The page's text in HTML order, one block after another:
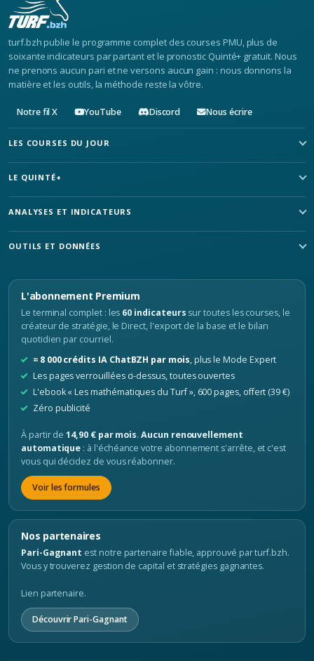
turf.bzh publie le programme complet des courses PMU, plus de
soixante indicateurs par partant et le pronostic Quinté+ gratuit. Nous
ne prenons aucun pari et ne versons aucun gain : nous donnons la
matière et les outils, la méthode reste la vôtre.
Notre fil X YouTube Discord Nous écrire
LES COURSES DU JOUR
LE QUINTÉ+
ANALYSES ET INDICATEURS
OUTILS ET DONNÉES
L'abonnement Premium
Le terminal complet : les 60 indicateurs sur toutes les courses, le
créateur de stratégie, le Direct, l'export de la base et le bilan
quotidien par courriel.
≈ 8 000 crédits IA ChatBZH par mois, plus le Mode Expert
Les pages verrouillées ci-dessus, toutes ouvertes
L'ebook « Les mathématiques du Turf », 600 pages, offert (39 €)
Zéro publicité
À partir de14,90 € par mois.Aucun renouvellement
automatique : à l'échéance votre abonnement s'arrête, et c'est
vous qui décidez de vous réabonner.
Voir les formules
Nos partenaires
Pari-Gagnant est notre partenaire fiable, approuvé par turf.bzh.
Vous y trouverez gestion de capital et stratégies gagnantes.
Lien partenaire.
Découvrir Pari-Gagnant